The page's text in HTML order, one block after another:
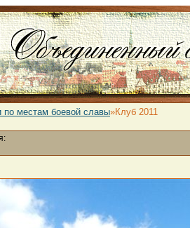
по местам боевой славы»Клуб 2011